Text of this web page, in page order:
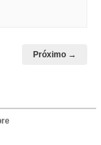
Próximo →